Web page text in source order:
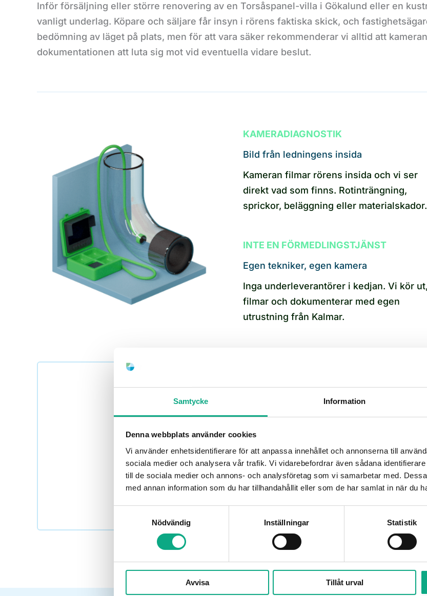
Samtycke Information
Denna webbplats använder cookies
Vi använder enhetsidentifierare för att anpassa innehållet och annonserna till
sociala medier och analysera vår trafik. Vi vidarebefordrar även sådana
till de sociala medier och annons- och analysföretag som vi samarbetar med.
med annan information som du har tillhandahållit eller som de har samlat in när du
Nödvändig
Inställningar Statistik
Avvisa Tillåt urval
Inför försäljning eller större renovering av en Torsåspanel-villa i Gökalund eller en
vanligt underlag. Köpare och säljare får insyn i rörens faktiska skick, och
bedömning av läget på plats, men för att vara säker rekommenderar vi alltid att
dokumentationen att luta sig mot vid eventuella vidare beslut.
KAMERADIAGNOSTIK
Bild från ledningens insida
Kameran filmar rörens insida och vi ser
direkt vad som finns. Rotinträngning,
sprickor, beläggning eller materialskador.
INTE EN FÖRMEDLINGSTJÄNST
Egen tekniker, egen kamera
Inga underleverantörer i kedjan. Vi kör ut,
filmar och dokumenterar med egen
utrustning från Kalmar.
Boka rörinspektion i Bergkvara
tillägg vid pågående spolning. Hör av dig på 010 6000 730 så går vi
fastighet.
Få hjälp snabbt! Planera ett